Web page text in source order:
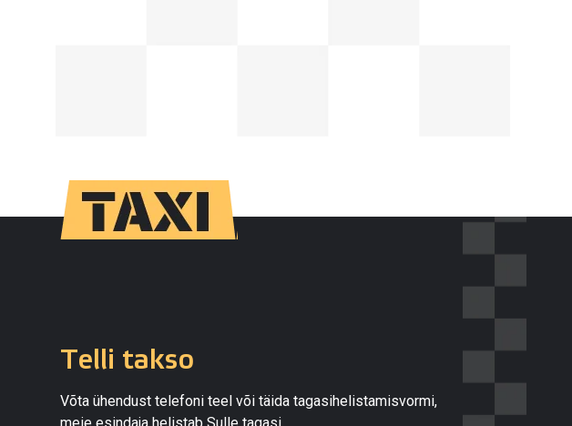
Telli takso
Võta ühendust telefoni teel või täida tagasihelistamisvormi,